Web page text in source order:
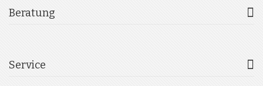
Beratung
Service